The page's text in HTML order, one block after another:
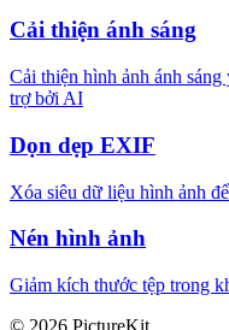
Cải thiện ánh sáng
Cải thiện hình ảnh ánh
trợ bởi AI
Dọn dẹp EXIF
Xóa siêu dữ liệu hình ảnh
Nén hình ảnh
Giảm kích thước tệp trong
© 2026 PictureKit